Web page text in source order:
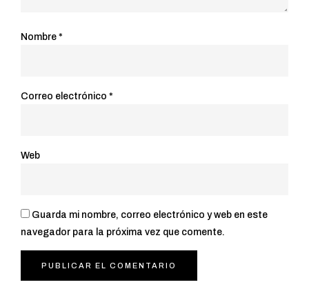
Nombre *
Correo electrónico *
Web
Guarda mi nombre, correo electrónico y web en este
navegador para la próxima vez que comente.